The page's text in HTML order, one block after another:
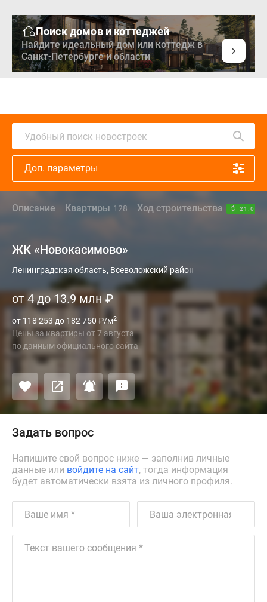
Поиск домов и коттеджей
Найдите идеальный дом или коттедж в
Санкт-Петербурге и области
Удобный поиск новостроек
Доп. параметры
Описание Квартиры 128 Ход строительства
ЖК «Новокасимово»
Ленинградская область, Всеволожский район
от 4 до 13.9 млн ₽
от 118 253 до 182 750 ₽/м2
Цены за квартиры от7 августа
по данным официального сайта
Задать вопрос
Напишите свой вопрос ниже — заполнив личные
данные или войдите на сайт, тогда информация
будет автоматически взята из личного профиля.